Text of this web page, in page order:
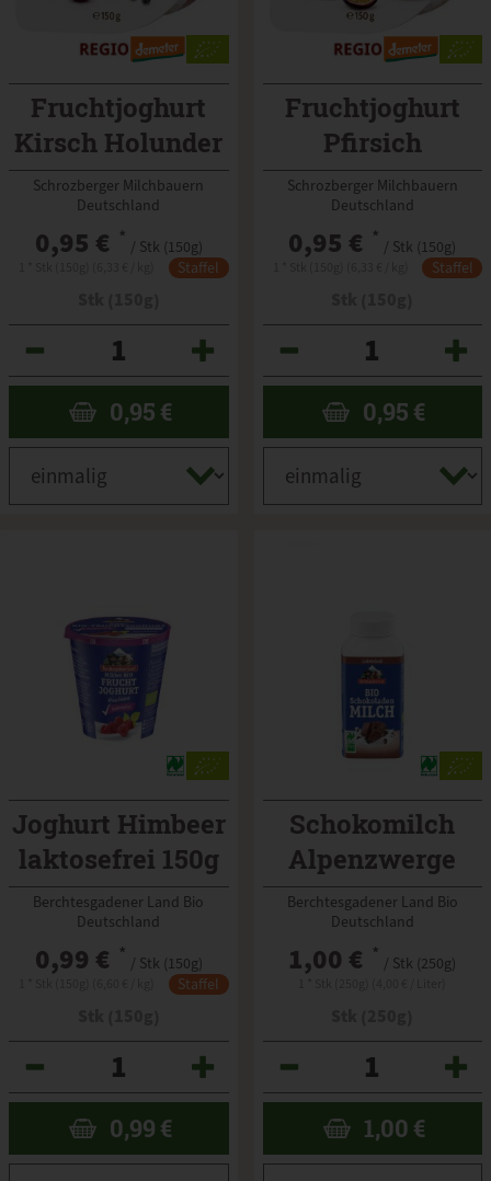
Fruchtjoghurt
Kirsch Holunder
Schrozberger Milchbauern
Deutschland
0,95 € * / Stk (150g)
Staffel
0,95 €
Fruchtjoghurt
Pfirsich
Maracuja
Schrozberger Milchbauern
Deutschland
0,95 € * / Stk (150g)
Staffel
0,95 €
Joghurt Himbeer
laktosefrei 150g
Berchtesgadener Land Bio
Deutschland
0,99 € * / Stk (150g)
Staffel
0,99 €
Schokomilch
Alpenzwerge
Berchtesgadener Land Bio
Deutschland
1,00 € * / Stk (250g)
1,00 €